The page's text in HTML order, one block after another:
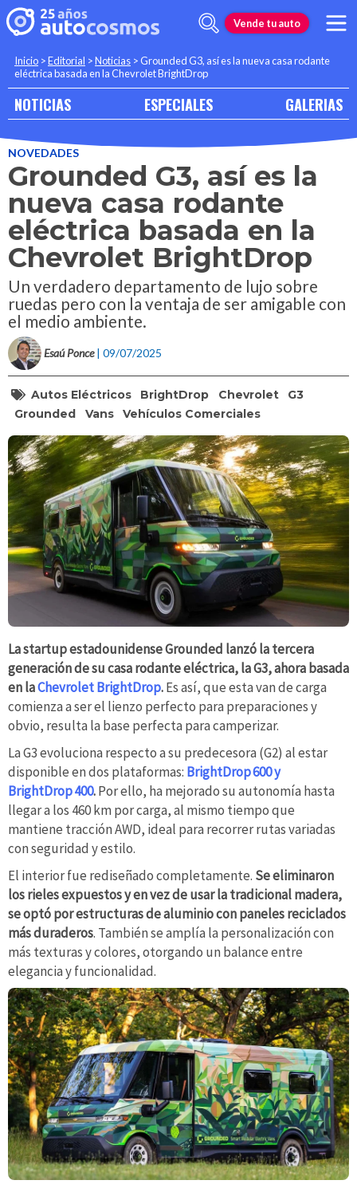
Vende tu auto
Inicio >Editorial >Noticias >Grounded G3, así es la nueva casa rodante
eléctrica basada en la Chevrolet BrightDrop
NOTICIAS ESPECIALES GALERIAS
NOVEDADES
Grounded G3, así es la
nueva casa rodante
eléctrica basada en la
Chevrolet BrightDrop
Un verdadero departamento de lujo sobre
ruedas pero con la ventaja de ser amigable con
el medio ambiente.
Esaú Ponce | 09/07/2025
Autos Eléctricos BrightDrop Chevrolet
G3
Grounded
Vans Vehículos Comerciales
La startup estadounidense Grounded lanzó la tercera
generación de su casa rodante eléctrica, la G3, ahora basada
en laChevrolet BrightDrop.Es así, que esta van de carga
comienza a ser el lienzo perfecto para preparaciones y
obvio, resulta la base perfecta para camperizar.
La G3 evoluciona respecto a su predecesora (G2) al estar
disponible en dos plataformas: BrightDrop 600 y
BrightDrop 400.Por ello, ha mejorado su autonomía hasta
llegar a los 460 km por carga, al mismo tiempo que
mantiene tracción AWD, ideal para recorrer rutas variadas
con seguridad y estilo.
El interior fue rediseñado completamente. Se eliminaron
los rieles expuestos y en vez de usar la tradicional madera,
se optó por estructuras de aluminio con paneles reciclados
más duraderos. También se amplía la personalización con
más texturas y colores, otorgando un balance entre
elegancia y funcionalidad.